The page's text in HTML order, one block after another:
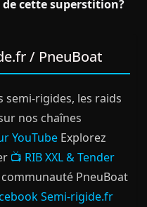
cette superstition?
/ PneuBoat
semi-rigides, les raids
nos chaînes
YouTube Explorez
📺 RIB XXL & Tender
PneuBoat
Semi-rigide.fr